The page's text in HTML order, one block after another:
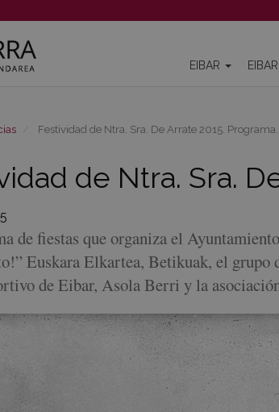
EIBAR
Festividad de Ntra. Sra. De Arrate 2015. Programa.
de Ntra. Sra.
de fiestas que organiza el
Euskara Elkartea, Betikuak, el grupo
de Eibar, Asola Berri y la